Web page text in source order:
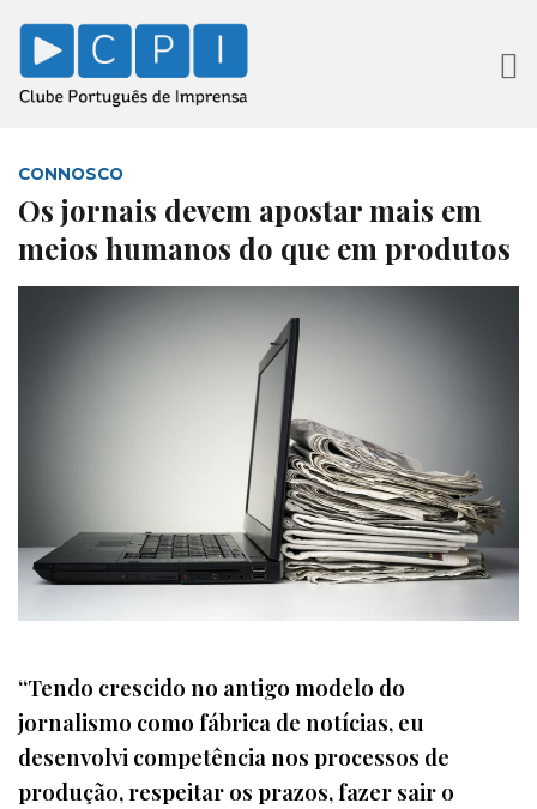
CONNOSCO
Os jornais devem apostar mais em
meios humanos do que em produtos
“Tendo crescido no antigo modelo do
jornalismo como fábrica de notícias, eu
desenvolvi competência nos processos de
produção, respeitar os prazos, fazer sair o